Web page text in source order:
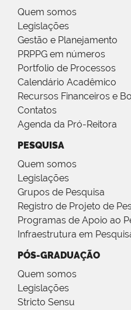
Quem somos
Legislações
Gestão e Planejamento
PRPPG em números
Portfolio de Processos
Calendário Acadêmico
Recursos Financeiros e
Contatos
Agenda da Pró-Reitora
PESQUISA
Quem somos
Legislações
Grupos de Pesquisa
Registro de Projeto de
Programas de Apoio ao
Infraestrutura em
PÓS-GRADUAÇÃO
Quem somos
Legislações
Stricto Sensu